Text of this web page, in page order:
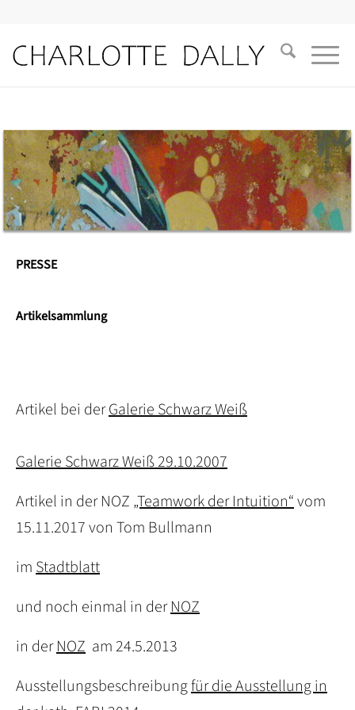
PRESSE
Artikelsammlung
Artikel bei derGalerie Schwarz Weiß
Galerie Schwarz Weiß 29.10.2007
Artikel in der NOZ „Teamwork der Intuition“vom
15.11.2017 von Tom Bullmann
imStadtblatt
und noch einmal in derNOZ
in derNOZ am 24.5.2013
Ausstellungsbeschreibungfür die Ausstellung in